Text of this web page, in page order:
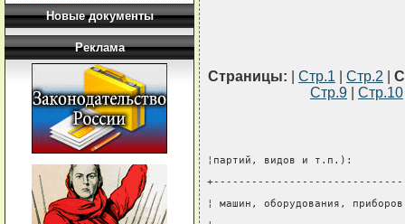
Новые документы
Реклама
Страницы: Стр.1 Стр.2
Стр.9
Стр.10
¦партий, видов и т.п.):
¦ машин, оборудования,